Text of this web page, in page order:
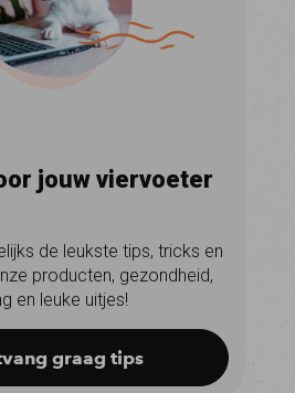
jouw viervoeter
de leukste tips, tricks en
producten, gezondheid,
en leuke uitjes!
graag tips